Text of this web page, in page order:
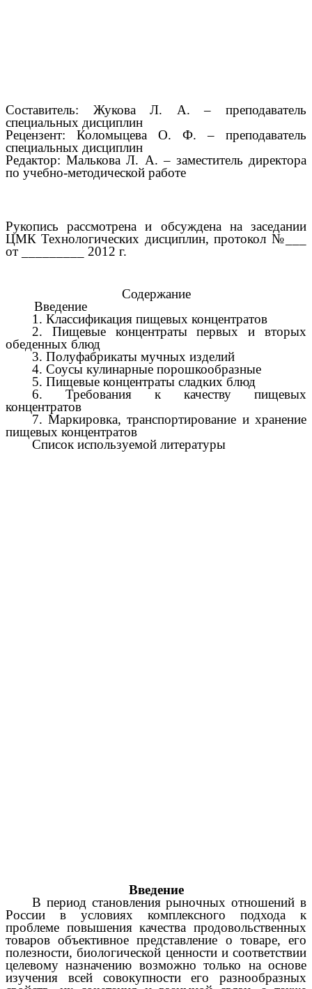
Составитель: Жукова Л. А. – преподаватель
специальных дисциплин
Рецензент: Коломыцева О. Ф. – преподаватель
специальных дисциплин
Редактор: Малькова Л. А. – заместитель директора
по учебно-методической работе
Рукопись рассмотрена и обсуждена на заседании
ЦМК Технологических дисциплин, протокол №___
от _________ 2012 г.
Содержание
Введение
1. Классификация пищевых концентратов
2. Пищевые концентраты первых и вторых
обеденных блюд
3. Полуфабрикаты мучных изделий
4. Соусы кулинарные порошкообразные
5. Пищевые концентраты сладких блюд
6. Требования к качеству пищевых
концентратов
7. Маркировка, транспортирование и хранение
пищевых концентратов
Список используемой литературы
Введение
В период становления рыночных отношений в
России в условиях комплексного подхода к
проблеме повышения качества продовольственных
товаров объективное представление о товаре, его
полезности, биологической ценности и соответствии
целевому назначению возможно только на основе
изучения всей совокупности его разнообразных